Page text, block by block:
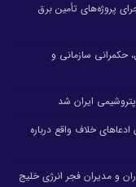
پروژه‌های تأمین برق
حکمرانی سازمانی و
ایران شد
خلاف واقع درباره
و مدیران فجر انرژی خلیج